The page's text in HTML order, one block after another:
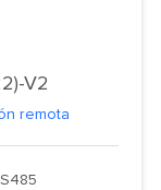
V2
remota